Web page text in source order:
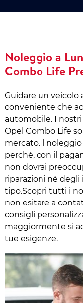
Noleggio a
Combo Life
Guidare un veicolo
conveniente che
automobile. I
Opel Combo Life
mercato.Il
perché, con il
non dovrai
riparazioni nè
tipo.Scopri tutti i
non esitare a
consigli
maggiormente si
tue esigenze.